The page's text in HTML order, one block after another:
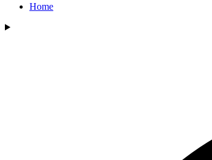
Home